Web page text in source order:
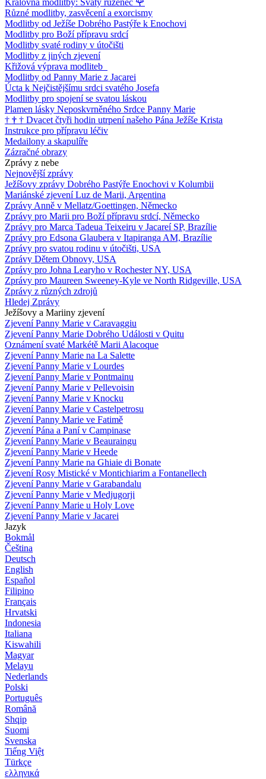
Různé modlitby, zasvěcení a exorcismy
Modlitby od Ježíše Dobrého Pastýře k Enochovi
Modlitby pro Boží přípravu srdcí
Modlitby svaté rodiny v útočišti
Modlitby z jiných zjevení
Křižová výprava modliteb
Modlitby od Panny Marie z Jacarei
Úcta k Nejčistějšímu srdci svatého Josefa
Modlitby pro spojení se svatou láskou
Plamen lásky Neposkvrněného Srdce Panny Marie
† † † Dvacet čtyři hodin utrpení našeho Pána Ježíše Krista
Instrukce pro přípravu léčiv
Medailony a skapulíře
Zázračné obrazy
Zprávy z nebe
Nejnovější zprávy
Ježíšovy zprávy Dobrého Pastýře Enochovi v Kolumbii
Mariánské zjevení Luz de Marii, Argentina
Zprávy Anně v Mellatz/Goettingen, Německo
Zprávy pro Marii pro Boží přípravu srdcí, Německo
Zprávy pro Marca Tadeua Teixeiru v Jacareí SP, Brazílie
Zprávy pro Edsona Glaubera v Itapiranga AM, Brazílie
Zprávy pro svatou rodinu v útočišti, USA
Zprávy Dětem Obnovy, USA
Zprávy pro Johna Learyho v Rochester NY, USA
Zprávy pro Maureen Sweeney-Kyle ve North Ridgeville, USA
Zprávy z různých zdrojů
Hledej Zprávy
Ježíšovy a Mariiny zjevení
Zjevení Panny Marie v Caravaggiu
Zjevení Panny Marie Dobrého Události v Quitu
Oznámení svaté Markétě Marii Alacoque
Zjevení Panny Marie na La Salette
Zjevení Panny Marie v Lourdes
Zjevení Panny Marie v Pontmainu
Zjevení Panny Marie v Pellevoisin
Zjevení Panny Marie v Knocku
Zjevení Panny Marie v Castelpetrosu
Zjevení Panny Marie ve Fatimě
Zjevení Pána a Paní v Campinase
Zjevení Panny Marie v Beauraingu
Zjevení Panny Marie v Heede
Zjevení Panny Marie na Ghiaie di Bonate
Zjevení Rosy Mistické v Montichiarim a Fontanellech
Zjevení Panny Marie v Garabandalu
Zjevení Panny Marie v Medjugorji
Zjevení Panny Marie u Holy Love
Zjevení Panny Marie v Jacarei
Jazyk
Bokmål
Čeština
Deutsch
English
Español
Filipino
Français
Hrvatski
Indonesia
Italiana
Kiswahili
Magyar
Melayu
Nederlands
Polski
Português
Română
Shqip
Suomi
Svenska
Tiếng Việt
Türkçe
ελληνικά